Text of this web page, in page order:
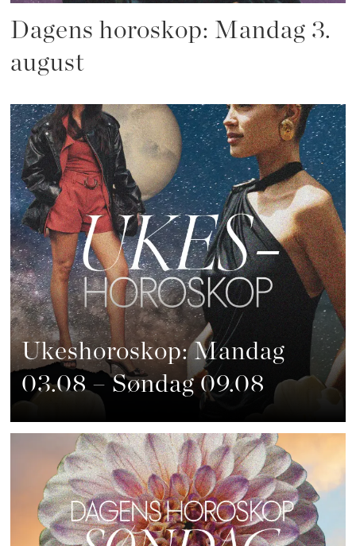
Dagens horoskop: Mandag 3.
august
Ukeshoroskop: Mandag
03.08 – Søndag 09.08